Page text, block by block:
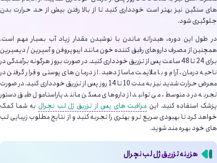
های سنگین نیز بهتر است خودداری کنید تا از بالا رفتن بیش از حد حرارت بدن
جلوگیری شود.
در طول این دوره، هیدراته ماندن با نوشیدن مقدار زیاد آب بسیار مهم است.
همچنین از مصرف داروهای رقیق کننده خون مانند ایبوپروفن و آسپرین / دیسپرین
برای 24 تا 48 ساعت پس از تزریق خودداری کنید. در صورت بروز هرگونه برآمدگی در
ناحیه درمان، آرام و با ملایمت ماساژ دهید. از درمان های پوستی و قرار گرفتن در
معرض حرارت شدید نیز به مدت 10 تا 14 روز پس از تزریق خودداری کنید. در صورت
تجربه درد متوسط، می توانید از داروهای مسکن مانند پاراستامول طبق دستور
پزشک استفاده کنید. این مراقبت های پس از تزریق ژل لب نچرال به شما کمک
خواهد کرد تا بهبودی سریع تر و بهتری را تجربه کنید و از نتایج مطلوب زیبایی لب
های خود بهره مند شوید.
هزینه تزریق ژل لب نچرال